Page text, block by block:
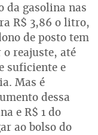
da gasolina nas
R$ 3,86 o litro,
de posto tem
reajuste, até
suficiente e
Mas é
dessa
e R$ 1 do
ao bolso do